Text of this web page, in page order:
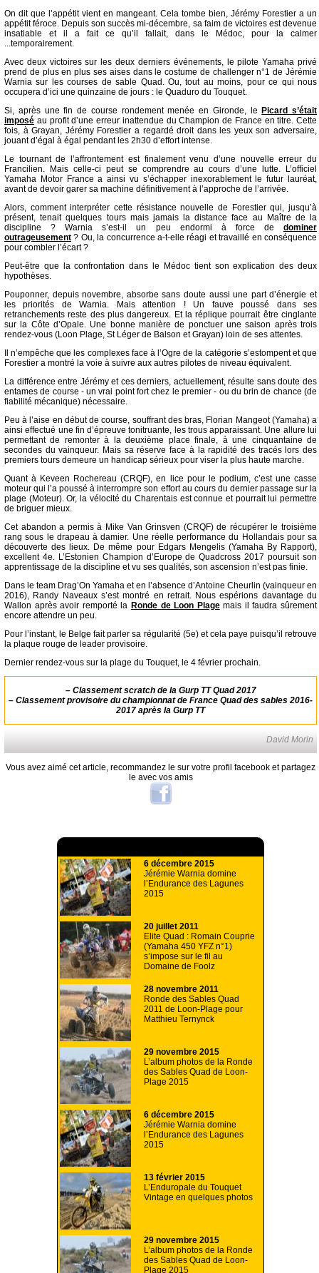
On dit que l’appétit vient en mangeant. Cela tombe bien, Jérémy Forestier a un
appétit féroce. Depuis son succès mi-décembre, sa faim de victoires est devenue
insatiable et il a fait ce qu’il fallait, dans le Médoc, pour la calmer
...temporairement.
Avec deux victoires sur les deux derniers événements, le pilote Yamaha privé
prend de plus en plus ses aises dans le costume de challenger n°1 de Jérémie
Warnia sur les courses de sable Quad. Ou, tout au moins, pour ce qui nous
occupera d’ici une quinzaine de jours : le Quaduro du Touquet.
Si, après une fin de course rondement menée en Gironde, le Picard s’était
imposé au profit d’une erreur inattendue du Champion de France en titre. Cette
fois, à Grayan, Jérémy Forestier a regardé droit dans les yeux son adversaire,
jouant d’égal à égal pendant les 2h30 d’effort intense.
Le tournant de l’affrontement est finalement venu d’une nouvelle erreur du
Francilien. Mais celle-ci peut se comprendre au cours d’une lutte. L’officiel
Yamaha Motor France a ainsi vu s’échapper inexorablement le futur lauréat,
avant de devoir garer sa machine définitivement à l’approche de l’arrivée.
Alors, comment interpréter cette résistance nouvelle de Forestier qui, jusqu’à
présent, tenait quelques tours mais jamais la distance face au Maître de la
discipline ? Warnia s’est-il un peu endormi à force dedominer
outrageusement ? Ou, la concurrence a-t-elle réagi et travaillé en conséquence
pour combler l’écart ?
Peut-être que la confrontation dans le Médoc tient son explication des deux
hypothèses.
Pouponner, depuis novembre, absorbe sans doute aussi une part d’énergie et
les priorités de Warnia. Mais attention ! Un fauve poussé dans ses
retranchements reste des plus dangereux. Et la réplique pourrait être cinglante
sur la Côte d’Opale. Une bonne manière de ponctuer une saison après trois
rendez-vous (Loon Plage, St Léger de Balson et Grayan) loin de ses attentes.
Il n’empêche que les complexes face à l’Ogre de la catégorie s’estompent et que
Forestier a montré la voie à suivre aux autres pilotes de niveau équivalent.
La différence entre Jérémy et ces derniers, actuellement, résulte sans doute des
entames de course - un vrai point fort chez le premier - ou du brin de chance (de
fiabilité mécanique) nécessaire.
Peu à l’aise en début de course, souffrant des bras, Florian Mangeot (Yamaha) a
ainsi effectué une fin d’épreuve tonitruante, les trous apparaissant. Une allure lui
permettant de remonter à la deuxième place finale, à une cinquantaine de
secondes du vainqueur. Mais sa réserve face à la rapidité des tracés lors des
premiers tours demeure un handicap sérieux pour viser la plus haute marche.
Quant à Keveen Rochereau (CRQF), en lice pour le podium, c’est une casse
moteur qui l’a poussé à interrompre son effort au cours du dernier passage sur la
plage (Moteur). Or, la vélocité du Charentais est connue et pourrait lui permettre
de briguer mieux.
Cet abandon a permis à Mike Van Grinsven (CRQF) de récupérer le troisième
rang sous le drapeau à damier. Une réelle performance du Hollandais pour sa
découverte des lieux. De même pour Edgars Mengelis (Yamaha By Rapport),
excellent 4e. L’Estonien Champion d’Europe de Quadcross 2017 poursuit son
apprentissage de la discipline et vu ses qualités, son ascension n’est pas finie.
Dans le team Drag’On Yamaha et en l’absence d’Antoine Cheurlin (vainqueur en
2016), Randy Naveaux s’est montré en retrait. Nous espérions davantage du
Wallon après avoir remporté la Ronde de Loon Plagemais il faudra sûrement
encore attendre un peu.
Pour l’instant, le Belge fait parler sa régularité (5e) et cela paye puisqu’il retrouve
la plaque rouge de leader provisoire.
Dernier rendez-vous sur la plage du Touquet, le 4 février prochain.
– Classement scratch de la Gurp TT Quad 2017
– Classement provisoire du championnat de France Quad des sables 2016-
2017 après la Gurp TT
David Morin
Vous avez aimé cet article, recommandez le sur votre profil facebook et partagez
le avec vos amis
6 décembre 2015
Jérémie Warnia domine
l’Endurance des Lagunes
2015
20 juillet 2011
Elite Quad : Romain Couprie
(Yamaha 450 YFZ n°1)
s’impose sur le fil au
Domaine de Foolz
28 novembre 2011
Ronde des Sables Quad
2011 de Loon-Plage pour
Matthieu Ternynck
29 novembre 2015
L’album photos de la Ronde
des Sables Quad de Loon-
Plage 2015
6 décembre 2015
Jérémie Warnia domine
l’Endurance des Lagunes
2015
13 février 2015
L’Enduropale du Touquet
Vintage en quelques photos
29 novembre 2015
L’album photos de la Ronde
des Sables Quad de Loon-
Plage 2015